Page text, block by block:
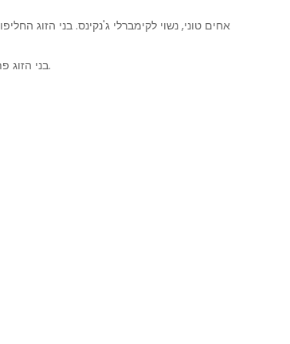
בני הזוג פתחו מסעדה בנורפולק בשם 'אחים', וקימברלי מנהלת כיום את המסעדה.